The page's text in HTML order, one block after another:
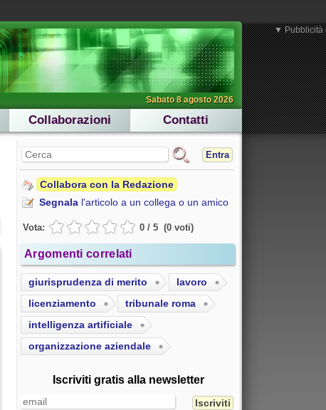
Sabato 8 agosto 2026
Collaborazioni Contatti
Entra
Collabora con la Redazione
Segnala l'articolo a un collega o un amico
Vota: 0 / 5 (0 voti)
Argomenti correlati
giurisprudenza di merito
lavoro
licenziamento
tribunale roma
intelligenza artificiale
organizzazione aziendale
Iscriviti gratis alla newsletter
▼ Pubblicità